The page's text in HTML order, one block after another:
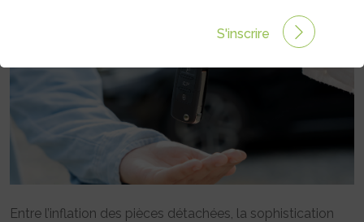
Entre l’inflation des pièces détachées, la sophistication
S'inscrire